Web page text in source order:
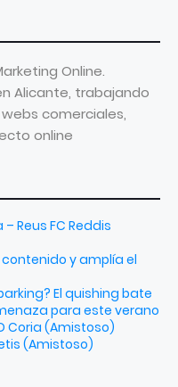
Online.
Alicante, trabajando
comerciales,
online
Reus FC Reddis
y amplía el
El quishing bate
para este verano
Coria (Amistoso)
(Amistoso)